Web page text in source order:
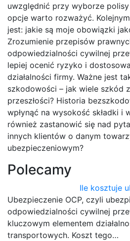
uwzględnić przy wyborze
opcje warto rozważyć.
jest: jakie są moje obowiązki
Zrozumienie przepisów
odpowiedzialności cywilnej
lepiej ocenić ryzyko i
działalności firmy. Ważne jest
szkodowości – jak wiele szkód
przeszłości? Historia
wpłynąć na wysokość składki i
również zastanowić się nad
innych klientów o danym
ubezpieczeniowym?
Polecamy
Ile kosztuje
Ubezpieczenie OCP, czyli
odpowiedzialności cywilnej
kluczowym elementem
transportowych. Koszt tego…